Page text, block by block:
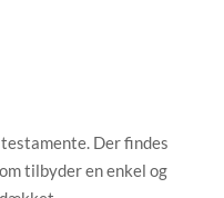
Der findes
tilbyder en enkel og